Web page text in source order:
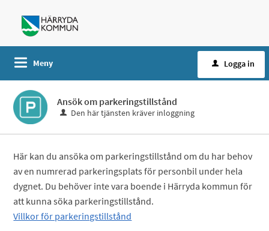
Meny Logga in
Ansök om parkeringstillstånd
Den här tjänsten kräver inloggning
Här kan du ansöka om parkeringstillstånd om du har behov
av en numrerad parkeringsplats för personbil under hela
dygnet. Du behöver inte vara boende i Härryda kommun för
att kunna söka parkeringstillstånd.
Villkor för parkeringstillstånd